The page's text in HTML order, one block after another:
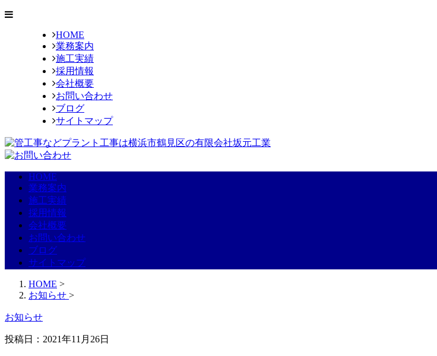
HOME
業務案内
施工実績
採用情報
会社概要
お問い合わせ
ブログ
サイトマップ
HOME
業務案内
施工実績
採用情報
会社概要
お問い合わせ
ブログ
サイトマップ
HOME >
お知らせ >
お知らせ
投稿日： 2021年11月26日